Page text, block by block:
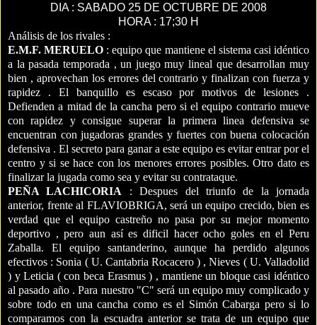
DIA : SABADO 25 DE OCTUBRE DE 2008
HORA : 17;30 H
Análisis de los rivales :
E.M.F. MERUELO : equipo que mantiene el sistema casi idéntico
a la pasada temporada , un juego muy lineal que desarrollan muy
bien , aprovechan los errores del contrario y finalizan con fuerza y
rapidez . El banquillo es escaso por motivos de lesiones .
Defienden a mitad de la cancha pero si el equipo contrario mueve
con rapidez y consigue superar la primera linea defensiva se
encuentran con jugadoras grandes y fuertes con buena colocación
defensiva . El secreto para ganar a este equipo es evitar entrar por el
centro y si se hace con los menores errores posibles. Otro dato es
finalizar la jugada como sea y evitar su contrataque.
PEÑA LACHICORIA : Despues del triunfo de la jornada
anterior, frente al FLAVIOBRIGA, será un equipo crecido, bien es
verdad que el equipo castreño no pasa por su mejor momento
deportivo , pero aun así es dificil hacer ocho goles en el Peru
Zaballa. El equipo santanderino, aunque ha perdido algunos
efectivos : Sonia ( U. Cantabria Rocacero ) , Nieves ( U. Valladolid
) y Leticia ( con beca Erasmus ) , mantiene un bloque casi idéntico
al pasado año . Para nuestro "C" será un equipo muy complicado y
sobre todo en una cancha como es el Simón Cabarga pero si lo
comparamos con la escuadra anterior se trata de un equipo que